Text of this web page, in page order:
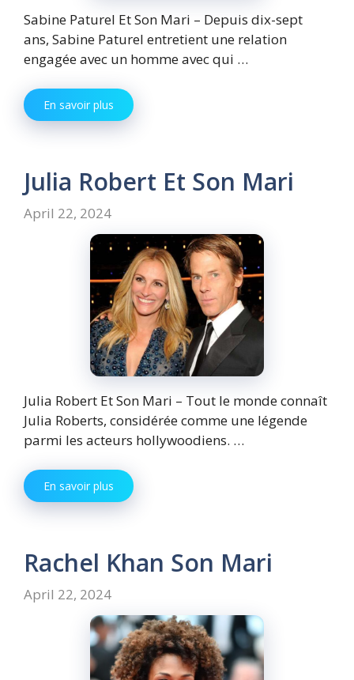
Sabine Paturel Et Son Mari – Depuis dix-sept
ans, Sabine Paturel entretient une relation
engagée avec un homme avec qui …
En savoir plus
Julia Robert Et Son Mari
April 22, 2024
Julia Robert Et Son Mari – Tout le monde connaît
Julia Roberts, considérée comme une légende
parmi les acteurs hollywoodiens. …
En savoir plus
Rachel Khan Son Mari
April 22, 2024